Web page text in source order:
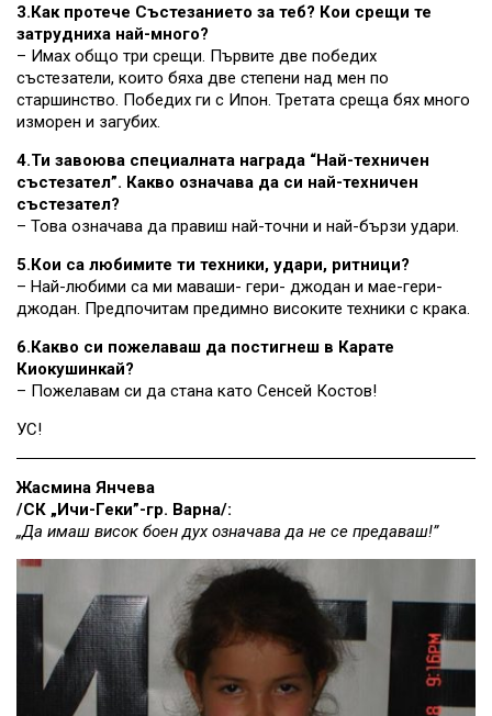
3.Как протече Състезанието за теб? Кои срещи те
затрудниха най-много?
– Имах общо три срещи. Първите две победих
състезатели, които бяха две степени над мен по
старшинство. Победих ги с Ипон. Третата среща бях много
изморен и загубих.
4.Ти завоюва специалната награда “Най-техничен
състезател”. Какво означава да си най-техничен
състезател?
– Това означава да правиш най-точни и най-бързи удари.
5.Кои са любимите ти техники, удари, ритници?
– Най-любими са ми маваши- гери- джодан и мае-гери-
джодан. Предпочитам предимно високите техники с крака.
6.Какво си пожелаваш да постигнеш в Карате
Киокушинкай?
– Пожелавам си да стана като Сенсей Костов!
УС!
Жасмина Янчева
/СК „Ичи-Геки”-гр. Варна/:
„Да имаш висок боен дух означава да не се предаваш!”